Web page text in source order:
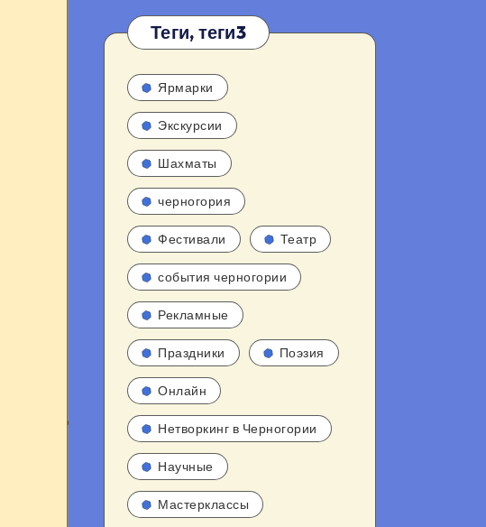
Теги, теги3
Ярмарки
Экскурсии
Шахматы
черногория
Фестивали Театр
события черногории
Рекламные
Праздники Поэзия
Онлайн
Нетворкинг в Черногории
Научные
Мастерклассы